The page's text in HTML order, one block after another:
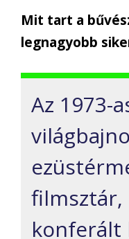
Mit tart a
legnagyobb
Az 1973-
filmsztár,
konferált